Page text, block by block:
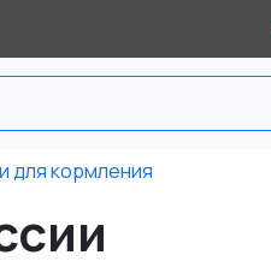
для кормления